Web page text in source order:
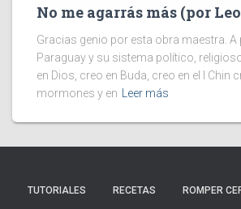
No me agarrás más (por
Gracias genio por esta obra maestra.
Paraguay y su sistema político,
en Dios, creo en Buda, creo en el I Chin
mormones y en
Leer más
TUTORIALES RECETAS ROMPER